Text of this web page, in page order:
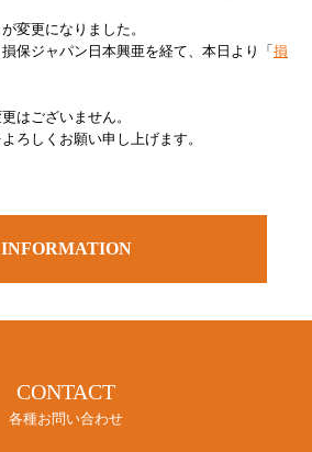
お知らせ
変更になりました。
保ジャパン日本興亜を経て、本日より「 損
はございません。
ろしくお願い申し上げます。
INFORMATION
CONTACT
各種お問い合わせ